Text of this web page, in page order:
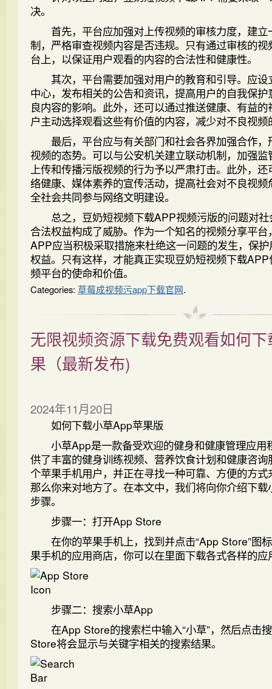
决。
首先，平台应加强对上传视频的审核力度，建立
制，严格审查视频内容是否违规。只有通过审核的
台上，以保证用户观看的内容的合法性和健康性。
其次，平台需要加强对用户的教育和引导。应设
中心，发布相关的公告和资讯，提高用户的自我保
良内容的影响。此外，还可以通过推送健康、有益
户主动选择观看这些有价值的内容，减少对不良视频
最后，平台应与有关部门和社会各界加强合作，
视频的态势。可以与公安机关建立联动机制，加强
上传和传播污版视频的行为予以严肃打击。此外，
络健康、媒体素养的宣传活动，提高社会对不良视
全社会共同参与网络文明建设。
总之，豆奶短视频下载APP视频污版的问题对社
合法权益构成了威胁。作为一个知名的视频分享平
APP应当积极采取措施来杜绝这一问题的发生，保
权益。只有这样，才能真正实现豆奶短视频下载
频平台的使命和价值。
Categories: 草莓成视频污app下载官网.
无限视频资源下载免费观看如何
果（最新发布)
2024年11月20日
如何下载小草App苹果版
小草App是一款备受欢迎的健身和健康管理应用
供了丰富的健身训练视频、营养饮食计划和健康咨
个苹果手机用户，并正在寻找一种可靠、方便的方
那么你来对地方了。在本文中，我们将向你介绍下
步骤。
步骤一：打开App Store
在你的苹果手机上，找到并点击“App Store”图
果手机的应用商店，你可以在里面下载各式各样的应
步骤二：搜索小草App
在App Store的搜索栏中输入“小草”，然后点击
Store将会显示与关键字相关的搜索结果。